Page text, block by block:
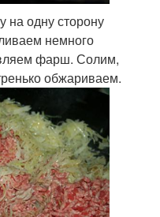
на одну сторону
немного
фарш. Солим,
обжариваем.